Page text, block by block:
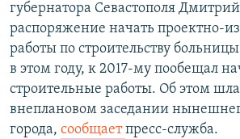
губернатора Севастополя
распоряжение начать проектно-
работы по строительству
в этом году, к 2017-му пообещал
строительные работы. Об этом
внеплановом заседании
города, сообщаетпресс-служба.